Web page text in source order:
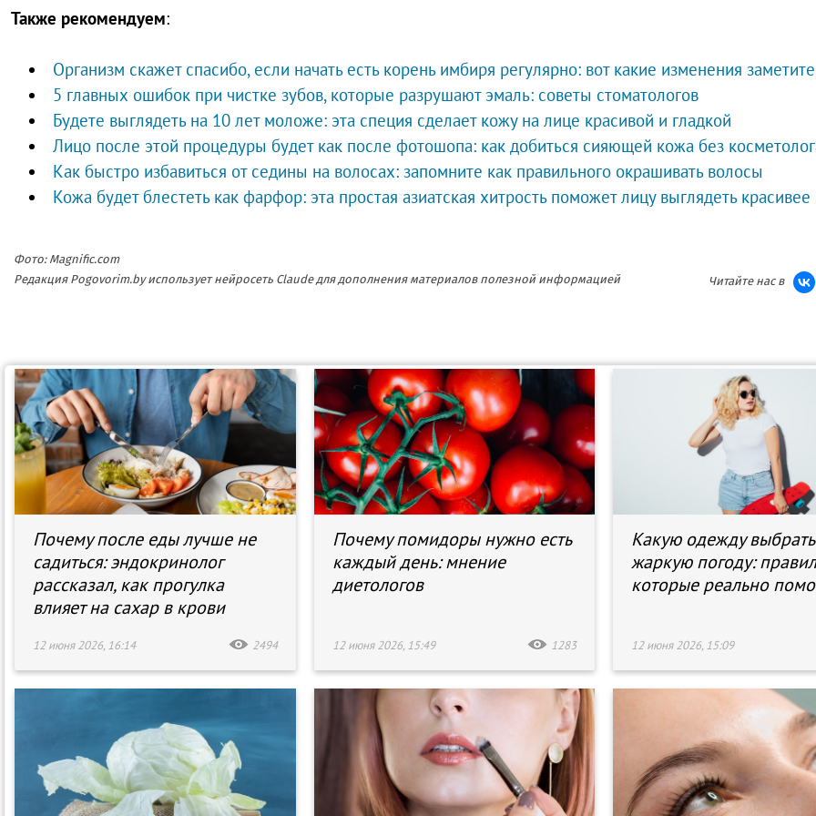
Также рекомендуем:
Организм скажет спасибо, если начать есть корень имбиря регулярно: вот какие изменения заметите
5 главных ошибок при чистке зубов, которые разрушают эмаль: советы стоматологов
Будете выглядеть на 10 лет моложе: эта специя сделает кожу на лице красивой и гладкой
Лицо после этой процедуры будет как после фотошопа: как добиться сияющей кожа без
Как быстро избавиться от седины на волосах: запомните как правильного окрашивать волосы
Кожа будет блестеть как фарфор: эта простая азиатская хитрость поможет лицу выглядеть красивее
Фото: Magnific.com
Редакция Pogovorim.by использует нейросеть Claude для дополнения материалов полезной информацией
Читайте нас в
Почему после еды лучше не
садиться: эндокринолог
рассказал, как прогулка
влияет на сахар в крови
12 июня 2026, 16:14 2494
Почему помидоры нужно есть
каждый день: мнение
диетологов
12 июня 2026, 15:49 1283
Какую одежду
жаркую погоду:
которые реально
12 июня 2026, 15:09